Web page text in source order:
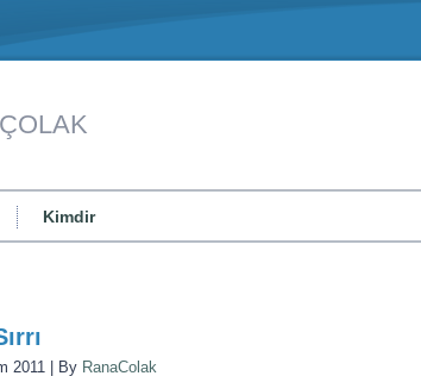
Kimdir
2011 By RanaColak